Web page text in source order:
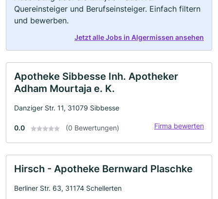
Quereinsteiger und Berufseinsteiger. Einfach filtern
und bewerben.
Jetzt alle Jobs in Algermissen ansehen
Apotheke Sibbesse Inh. Apotheker
Adham Mourtaja e. K.
Danziger Str. 11, 31079 Sibbesse
0.0 (0 Bewertungen) Firma bewerten
Hirsch - Apotheke Bernward Plaschke
Berliner Str. 63, 31174 Schellerten